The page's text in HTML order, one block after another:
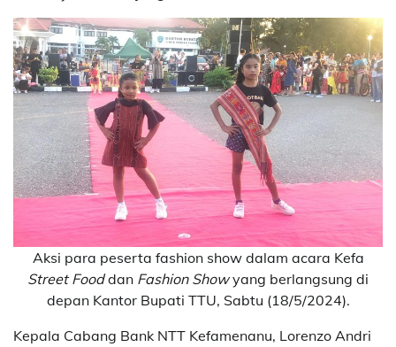
Aksi para peserta fashion show dalam acara Kefa
Street Fooddan Fashion Showyang berlangsung di
depan Kantor Bupati TTU, Sabtu (18/5/2024).
Kepala Cabang Bank NTT Kefamenanu, Lorenzo Andri